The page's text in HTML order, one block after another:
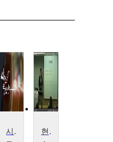
시란 무엇인가 현대 영미시